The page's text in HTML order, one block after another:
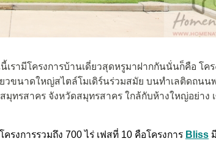
เรามีโครงการบ้านเดี่ยวสุดหรูมาฝากกันนั่นก็คือ โคร
วขนาดใหญ่สไตล์โมเดิร์นร่วมสมัย บนทำเลติดถนน
ทรสาคร จังหวัดสมุทรสาคร ใกล้กับห้างใหญ่อย่าง
รงการรวมถึง 700 ไร่ เฟสที่ 10 คือโครงการ Bliss